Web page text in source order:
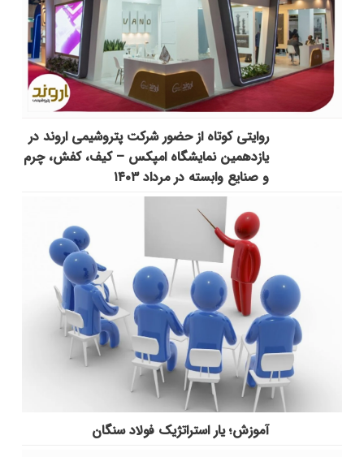
روایتی کوتاه از حضور شرکت پتروشیمی اروند در
یازدهمین نمایشگاه امپکس‌ – کیف، کفش، چرم
و صنایع وابسته در مرداد ۱۴۰۳
آموزش؛ یار استراتژیک فولاد سنگان